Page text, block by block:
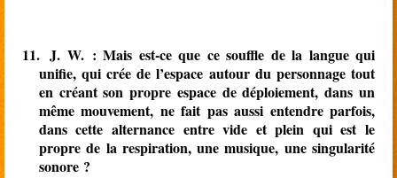
11. J. W. : Mais est-ce que ce souffle de la langue qui
unifie, qui crée de l’espace autour du personnage tout
en créant son propre espace de déploiement, dans un
même mouvement, ne fait pas aussi entendre parfois,
dans cette alternance entre vide et plein qui est le
propre de la respiration, une musique, une singularité
sonore ?